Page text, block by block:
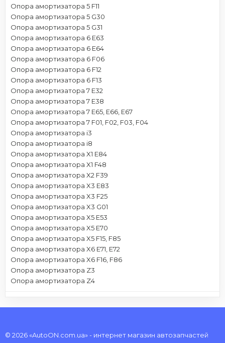
Опора амортизатора 5 F11
Опора амортизатора 5 G30
Опора амортизатора 5 G31
Опора амортизатора 6 E63
Опора амортизатора 6 E64
Опора амортизатора 6 F06
Опора амортизатора 6 F12
Опора амортизатора 6 F13
Опора амортизатора 7 E32
Опора амортизатора 7 E38
Опора амортизатора 7 E65, E66, E67
Опора амортизатора 7 F01, F02, F03, F04
Опора амортизатора i3
Опора амортизатора i8
Опора амортизатора X1 E84
Опора амортизатора X1 F48
Опора амортизатора X2 F39
Опора амортизатора X3 E83
Опора амортизатора X3 F25
Опора амортизатора X3 G01
Опора амортизатора X5 E53
Опора амортизатора X5 E70
Опора амортизатора X5 F15, F85
Опора амортизатора X6 E71, E72
Опора амортизатора X6 F16, F86
Опора амортизатора Z3
Опора амортизатора Z4
© 2026 «AutoON.com.ua» - интернет магазин автозапчастей